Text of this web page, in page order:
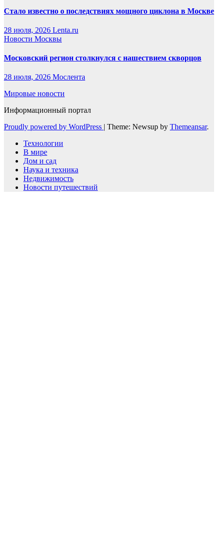
Стало известно о последствиях мощного циклона в Москве
28 июля, 2026 Lenta.ru
Новости Москвы
Московский регион столкнулся с нашествием скворцов
28 июля, 2026 Мослента
Мировые новости
Информационный портал
Proudly powered by WordPress | Theme: Newsup by Themeansar.
Технологии
В мире
Дом и сад
Наука и техника
Недвижимость
Новости путешествий